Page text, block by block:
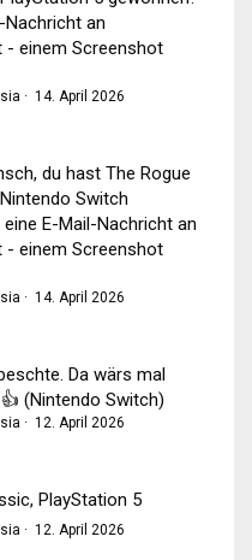
Nachricht an
- einem Screenshot
· 14. April 2026
du hast The Rogue
Switch
E-Mail-Nachricht an
- einem Screenshot
· 14. April 2026
Da wärs mal
(Nintendo Switch)
· 12. April 2026
PlayStation 5
· 12. April 2026